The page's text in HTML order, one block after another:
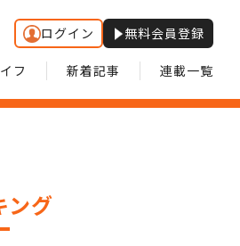
ログイン 無料会員登録
フ 新着記事 連載一覧
ング